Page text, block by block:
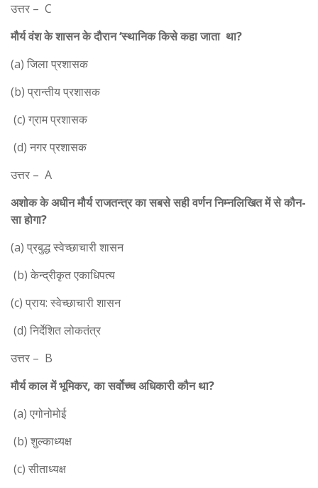
उत्तर – C
मौर्य वंश के शासन के दौरान ‘स्थानिक किसे कहा जाता था?
(a) जिला प्रशासक
(b) प्रान्तीय प्रशासक
(c) ग्राम प्रशासक
(d) नगर प्रशासक
उत्तर – A
अशोक के अधीन मौर्य राजतन्त्र का सबसे सही वर्णन निम्नलिखित में से कौन-
सा होगा?
(a) प्रबुद्ध स्वेच्छाचारी शासन
(b) केन्द्रीकृत एकाधिपत्य
(c) प्राय: स्वेच्छाचारी शासन
(d) निर्देशित लोकतंत्र
उत्तर – B
मौर्य काल में भूमिकर, का सर्वोच्च अधिकारी कौन था?
(a) एगोनोमोई
(b) शुल्काध्यक्ष
(c) सीताध्यक्ष